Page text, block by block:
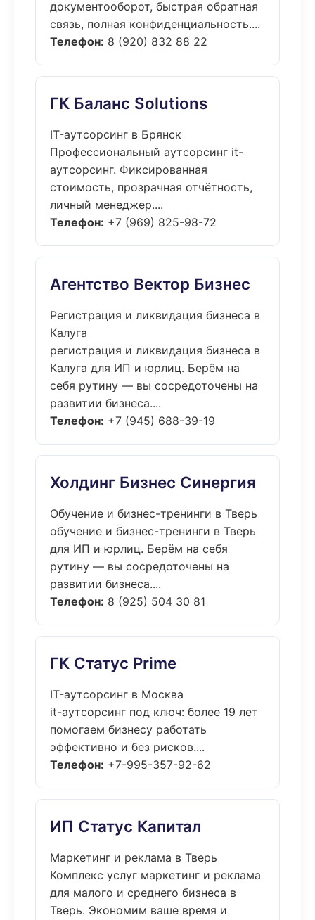
документооборот, быстрая обратная
связь, полная конфиденциальность....
Телефон: 8 (920) 832 88 22
ГК Баланс Solutions
IT-аутсорсинг в Брянск
Профессиональный аутсорсинг it-
аутсорсинг. Фиксированная
стоимость, прозрачная отчётность,
личный менеджер....
Телефон: +7 (969) 825-98-72
Агентство Вектор Бизнес
Регистрация и ликвидация бизнеса в
Калуга
регистрация и ликвидация бизнеса в
Калуга для ИП и юрлиц. Берём на
себя рутину — вы сосредоточены на
развитии бизнеса....
Телефон: +7 (945) 688-39-19
Холдинг Бизнес Синергия
Обучение и бизнес-тренинги в Тверь
обучение и бизнес-тренинги в Тверь
для ИП и юрлиц. Берём на себя
рутину — вы сосредоточены на
развитии бизнеса....
Телефон: 8 (925) 504 30 81
ГК Статус Prime
IT-аутсорсинг в Москва
it-аутсорсинг под ключ: более 19 лет
помогаем бизнесу работать
эффективно и без рисков....
Телефон: +7-995-357-92-62
ИП Статус Капитал
Маркетинг и реклама в Тверь
Комплекс услуг маркетинг и реклама
для малого и среднего бизнеса в
Тверь. Экономим ваше время и